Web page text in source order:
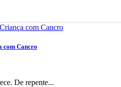
com Cancro
De repente...